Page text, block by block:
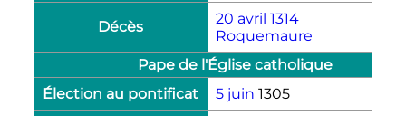
Décès 20 avril 1314
Roquemaure
Pape de l'Église catholique
Élection au pontificat
5 juin 1305